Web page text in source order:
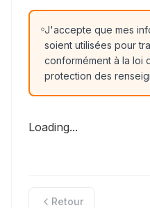
J'accepte que mes
soient utilisées pour
conformément à la loi
protection des
Loading...
Retour